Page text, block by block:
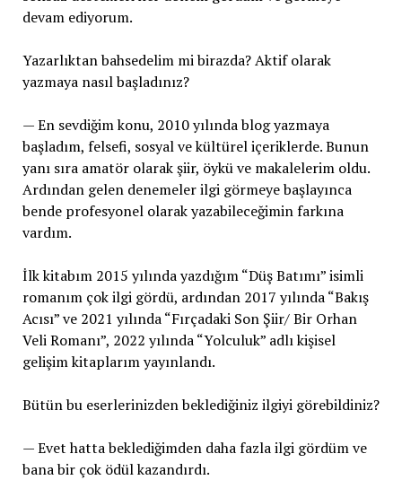
devam ediyorum.
Yazarlıktan bahsedelim mi birazda? Aktif olarak
yazmaya nasıl başladınız?
— En sevdiğim konu, 2010 yılında blog yazmaya
başladım, felsefi, sosyal ve kültürel içeriklerde. Bunun
yanı sıra amatör olarak şiir, öykü ve makalelerim oldu.
Ardından gelen denemeler ilgi görmeye başlayınca
bende profesyonel olarak yazabileceğimin farkına
vardım.
İlk kitabım 2015 yılında yazdığım “Düş Batımı” isimli
romanım çok ilgi gördü, ardından 2017 yılında “Bakış
Acısı” ve 2021 yılında “Fırçadaki Son Şiir/ Bir Orhan
Veli Romanı”, 2022 yılında “Yolculuk” adlı kişisel
gelişim kitaplarım yayınlandı.
Bütün bu eserlerinizden beklediğiniz ilgiyi görebildiniz?
— Evet hatta beklediğimden daha fazla ilgi gördüm ve
bana bir çok ödül kazandırdı.